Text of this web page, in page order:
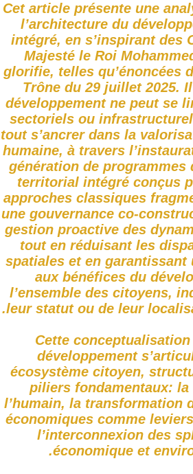
Cet article présente une
l’architecture du
intégré, en s’inspirant des
Majesté le Roi
glorifie, telles qu’énoncées
Trône du 29 juillet 2025.
développement ne peut se
sectoriels ou
tout s’ancrer dans la
humaine, à travers
génération de programmes
territorial intégré conçus
approches classiques
une gouvernance co-
gestion proactive des
tout en réduisant les
spatiales et en garantissant
aux bénéfices du
l’ensemble des citoyens,
leur statut ou de leur
Cette
développement
écosystème citoyen,
piliers fondamentaux:
l’humain, la transformation
économiques comme
l’interconnexion des
économique et